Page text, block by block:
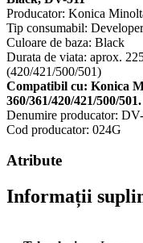
Producator: Konica
Tip consumabil: Developer
Culoare de baza: Black
Durata de viata: aprox.
(420/421/500/501)
Compatibil cu: Konica
360/361/420/421/500/501.
Denumire producator:
Cod producator: 024G
Atribute
Informații